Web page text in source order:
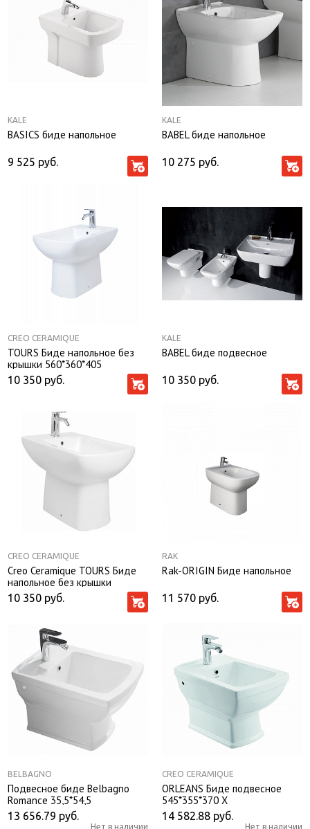
KALE
BASICS биде напольное
9 525 руб.
KALE
BABEL биде напольное
10 275 руб.
CREO CERAMIQUE
TOURS Биде напольное без
крышки 560*360*405
10 350 руб.
KALE
BABEL биде подвесное
10 350 руб.
CREO CERAMIQUE
Creo Ceramique TOURS Биде
напольное без крышки
560*360*405
10 350 руб.
RAK
Rak-ORIGIN Биде напольное
11 570 руб.
BELBAGNO
Подвесное биде Belbagno
Romance 35,5*54,5
13 656.79 руб.
Нет в наличии
CREO CERAMIQUE
ORLEANS Биде подвесное
545*355*370 X
14 582.88 руб.
Нет в наличии